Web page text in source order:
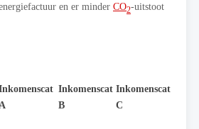
en er minder CO2-uitstoot
A
Inkomenscat
B
Inkomenscat
C